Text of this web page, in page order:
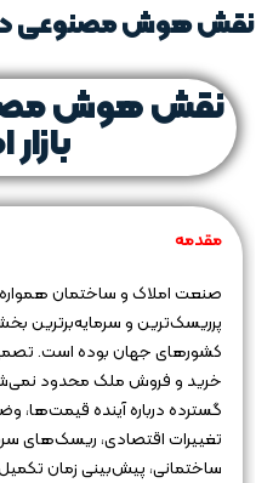
نقش هوش مصنوعی در
نقش هوش
مقدمه‌
صنعت املاک و ساختمان همواره
پرریسک‌ترین و سرمایه‌برترین
کشورهای جهان بوده است.
خرید و فروش ملک محدود
گسترده درباره آینده قیمت‌ها،
تغییرات اقتصادی، ریسک‌های
ساختمانی، پیش‌بینی زمان